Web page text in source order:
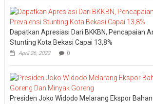
Dapatkan Apresiasi Dari BKKBN, Pencapaian
Stunting Kota Bekasi Capai 13,8%
April 26, 2022 0
Presiden Joko Widodo Melarang Ekspor